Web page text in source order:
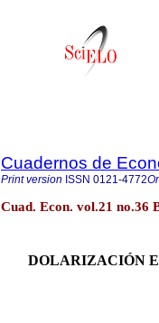
Cuadernos de
Print version ISSN 0121-4772
Cuad. Econ. vol.21 no.36
DOLARIZACIÓN